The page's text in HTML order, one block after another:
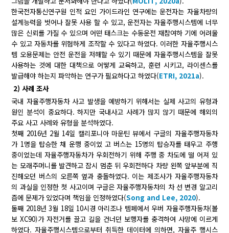
한국전자통신연구원 인적 요인 가이드라인 연구에는 운전자는 자율차량의
설계능력을 벗어나 잘못 사용 할 수 있고, 운전자는 자율주행시스템에 너무
많은 신뢰를 가질 수 있으며 어떤 태스크는 수동운전 재참여하 기에 어려울
수 있고 자동차를 위험하게 조작할 수 있다고 하였다. 이러한 자율주행시스
템 오용문제는 안전 운전을 저해할 수 있기 때문에 자율주행시스템을 잘못
사용하는 것에 대한 대책으로 어떻게 교육하고, 훈련 시키고, 라이센스를
발급해야 하는지 파악하는 연구가 필요하다고 하였다(ETRI, 2021a).
2) 사례 조사
국내 자율주행자동차 사고 발생을 예방하기 위해서는 실제 사고의 유형과
원인 분석이 중요하다. 하지만 국내사고 사례가 많지 않기 때문에 해외의
주요 사고 사례와 유형을 분석하였다.
첫째 2016년 2월 14일 캘리포니아 마운틴 뷰에서 구글의 자율주행자동차
가 1명을 탑승한 채 운행 중이었 고 버스는 15명의 탑승자를 태우고 주행
중이었는데 자율주행자동차가 우회전하기 위해 주행 중 차도에 떨 어져 있
는 모래주머니를 발견하고 잠시 멈춘 뒤 우회전하다 차량 왼쪽 앞부분에 직
진해오던 버스의 오른쪽 옆과 충돌하였다. 이는 제조사가 자율주행자동차
의 과실을 인정한 첫 사고이며 구글은 자율주행자동차의 차 선 변경 알고리
즘에 문제가 있었다며 책임을 인정하였다(Song and Lee, 2020).
둘째 2018년 3월 18일 10시경 아리조나 템페에서 우버 자율주행자동차(볼
보 XC90)가 자전거를 끌고 길을 건너던 보행자를 충격하여 사망에 이르게
하였다. 자율주행시스템으로부터 취득한 데이터에 의하면, 자율주 행시스